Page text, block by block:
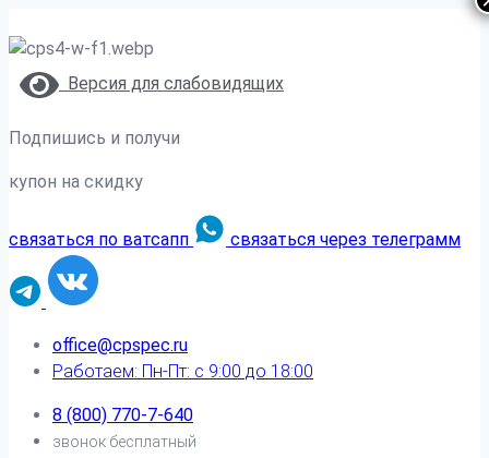
Версия для слабовидящих
Подпишись и получи
купон на скидку
связаться по ватсапп связаться через телеграмм
office@cpspec.ru
Работаем: Пн-Пт: с 9:00 до 18:00
8 (800) 770-7-640
звонок бесплатный